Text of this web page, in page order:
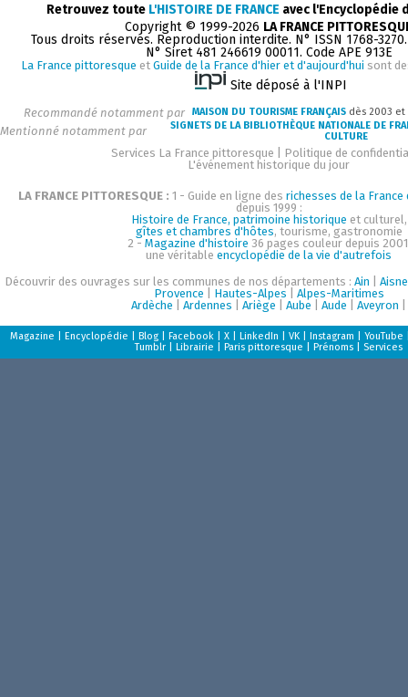
Retrouvez toute L'HISTOIRE DE FRANCE avec l'Encyclopédie
Copyright © 1999-2026 LA FRANCE
Tous droits réservés. Reproduction interdite. N° ISSN 1768-
N° Siret 481 246619 00011. Code APE 913E
La France pittoresque et Guide de la France d'hier et d'aujourd'hui sont
Site déposé à l'INPI
Recommandé notamment par MAISON DU TOURISME FRANÇAIS dès 2003 et
Mentionné notamment par
SIGNETS DE LA BIBLIOTHÈQUE NATIONALE DE
CULTURE
Services La France pittoresque
Politique de
L'événement historique du jour
LA FRANCE PITTORESQUE : 1 - Guide en ligne des richesses de la
depuis 1999 :
Histoire de France, patrimoine historique et culturel,
gîtes et chambres d'hôtes, tourisme, gastronomie
2 - Magazine d'histoire 36 pages couleur depuis
une véritable encyclopédie de la vie d'autrefois
Découvrir des ouvrages sur les communes de nos départements : Ain
Aisne
Provence
Hautes-Alpes
Alpes-Maritimes
Ardèche
Ardennes Ariège Aube Aude Aveyron
Magazine Encyclopédie Blog Facebook X LinkedIn VK Instagram YouTube
Tumblr
Librairie Paris pittoresque Prénoms Services